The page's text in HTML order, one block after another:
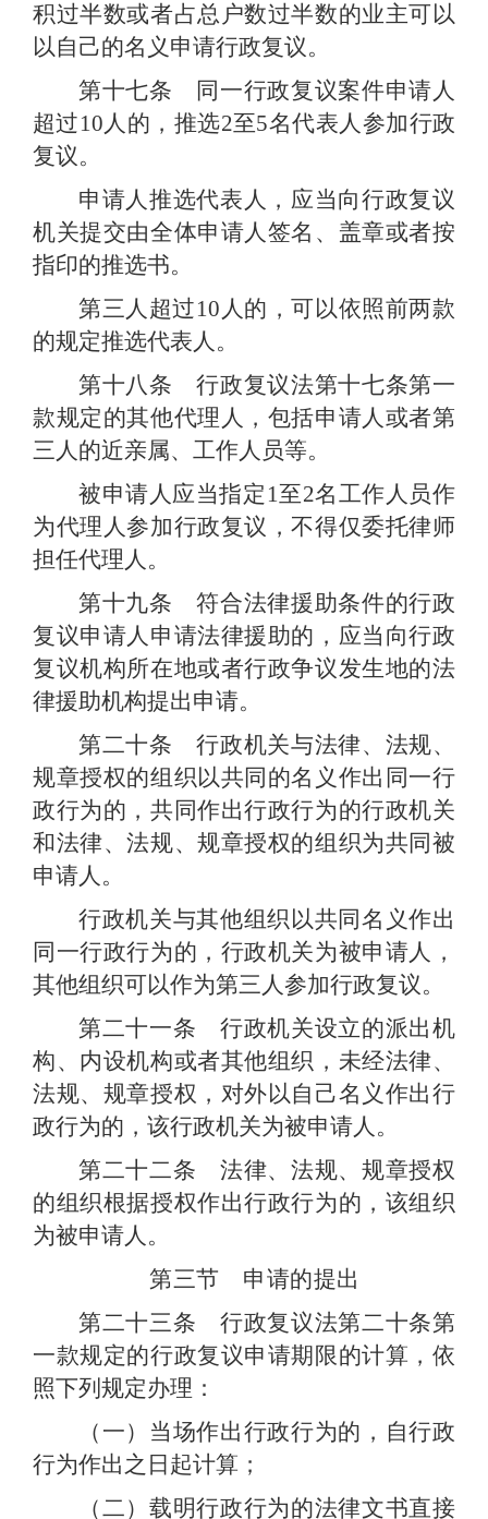
积过半数或者占总户数过半数的业主可以
以自己的名义申请行政复议。
第十七条 同一行政复议案件申请人
超过10人的，推选2至5名代表人参加行政
复议。
申请人推选代表人，应当向行政复议
机关提交由全体申请人签名、盖章或者按
指印的推选书。
第三人超过10 人的，可以依照前两款
的规定推选代表人。
第十八条 行政复议法第十七条第一
款规定的其他代理人，包括申请人或者第
三人的近亲属、工作人员等。
被申请人应当指定 1至2名工作人员作
为代理人参加行政复议，不得仅委托律师
担任代理人。
第十九条 符合法律援助条件的行政
复议申请人申请法律援助的，应当向行政
复议机构所在地或者行政争议发生地的法
律援助机构提出申请。
第二十条 行政机关与法律、法规、
规章授权的组织以共同的名义作出同一行
政行为的，共同作出行政行为的行政机关
和法律、法规、规章授权的组织为共同被
申请人。
行政机关与其他组织以共同名义作出
同一行政行为的，行政机关为被申请人，
其他组织可以作为第三人参加行政复议。
第二十一条 行政机关设立的派出机
构、内设机构或者其他组织，未经法律、
法规、规章授权，对外以自己名义作出行
政行为的，该行政机关为被申请人。
第二十二条 法律、法规、规章授权
的组织根据授权作出行政行为的，该组织
为被申请人。
第三节 申请的提出
第二十三条 行政复议法第二十条第
一款规定的行政复议申请期限的计算，依
照下列规定办理：
（一）当场作出行政行为的，自行政
行为作出之日起计算；
（二）载明行政行为的法律文书直接